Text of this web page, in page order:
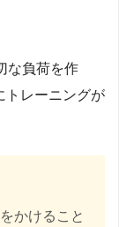
な負荷を作
トレーニングが
かけること